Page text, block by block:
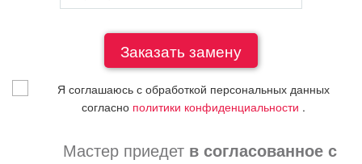
Я соглашаюсь с обработкой персональных данных
согласно политики конфиденциальности .
Мастер приедет в согласованное с